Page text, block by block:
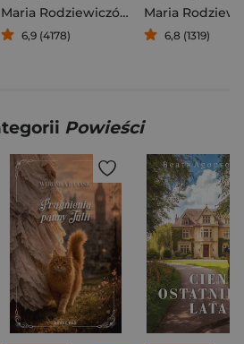
Maria Rodziewiczówna
6,9 (4178) 6,8 (1319)
Powieści